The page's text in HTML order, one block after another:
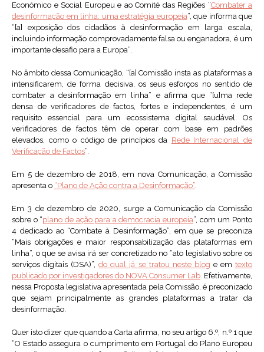
Económico e Social Europeu e ao Comité das Regiões “Combater a
desinformação em linha: uma estratégia europeia”, que informa que
“[a] exposição dos cidadãos à desinformação em larga escala,
incluindo informação comprovadamente falsa ou enganadora, é um
importante desafio para a Europa”.
No âmbito dessa Comunicação, “[a] Comissão insta as plataformas a
intensificarem, de forma decisiva, os seus esforços no sentido de
combater a desinformação em linha” e afirma que “[u]ma rede
densa de verificadores de factos, fortes e independentes, é um
requisito essencial para um ecossistema digital saudável. Os
verificadores de factos têm de operar com base em padrões
elevados, como o código de princípios da Rede Internacional de
Verificação de Factos”.
Em 5 de dezembro de 2018, em nova Comunicação, a Comissão
apresenta o “Plano de Ação contra a Desinformação”.
Em 3 de dezembro de 2020, surge a Comunicação da Comissão
sobre o “plano de ação para a democracia europeia”, com um Ponto
4 dedicado ao “Combate à Desinformação”, em que se preconiza
“Mais obrigações e maior responsabilização das plataformas em
linha”, o que se avisa irá ser concretizado no “ato legislativo sobre os
serviços digitais (DSA)”,do qual já se tratou neste blog e em texto
publicado por investigadores do NOVA Consumer Lab. Efetivamente,
nessa Proposta legislativa apresentada pela Comissão, é preconizado
que sejam principalmente as grandes plataformas a tratar da
desinformação.
Quer isto dizer que quando a Carta afirma, no seu artigo 6.º, n.º 1 que
“O Estado assegura o cumprimento em Portugal do Plano Europeu